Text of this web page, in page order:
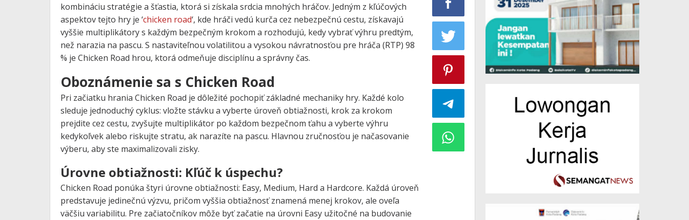
kombináciu stratégie a šťastia, ktorá si získala srdcia mnohých hráčov. Jedným z kľúčových
aspektov tejto hry je ‘chicken road‘, kde hráči vedú kurča cez nebezpečnú cestu, získavajú
vyššie multiplikátory s každým bezpečným krokom a rozhodujú, kedy vybrať výhru predtým,
než narazia na pascu. S nastaviteľnou volatilitou a vysokou návratnosťou pre hráča (RTP) 98
% je Chicken Road hrou, ktorá odmeňuje disciplínu a správny čas.
Oboznámenie sa s Chicken Road
Pri začiatku hrania Chicken Road je dôležité pochopiť základné mechaniky hry. Každé kolo
sleduje jednoduchý cyklus: vložte stávku a vyberte úroveň obtiažnosti, krok za krokom
prejdite cez cestu, zvyšujte multiplikátor po každom bezpečnom ťahu a vyberte výhru
kedykoľvek alebo riskujte stratu, ak narazíte na pascu. Hlavnou zručnosťou je načasovanie
výberu, aby ste maximalizovali zisky.
Úrovne obtiažnosti: Kľúč k úspechu?
Chicken Road ponúka štyri úrovne obtiažnosti: Easy, Medium, Hard a Hardcore. Každá úroveň
predstavuje jedinečnú výzvu, pričom vyššia obtiažnosť znamená menej krokov, ale oveľa
väčšiu variabilitu. Pre začiatočníkov môže byť začatie na úrovni Easy užitočné na budovanie